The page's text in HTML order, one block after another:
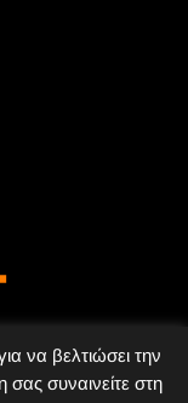
να βελτιώσει την
σας συναινείτε στη